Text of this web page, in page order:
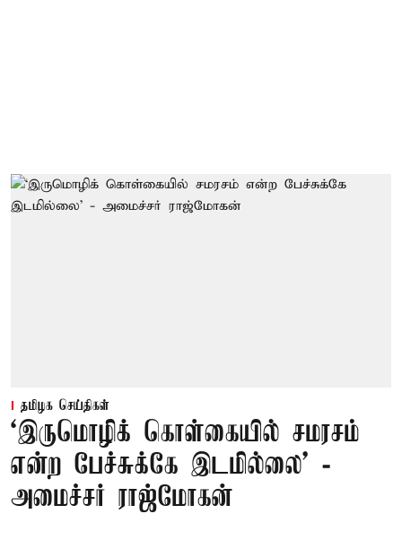
தமிழக செய்திகள்
‘இருமொழிக் கொள்கையில் சமரசம்
என்ற பேச்சுக்கே இடமில்லை’ -
அமைச்சர் ராஜ்மோகன்